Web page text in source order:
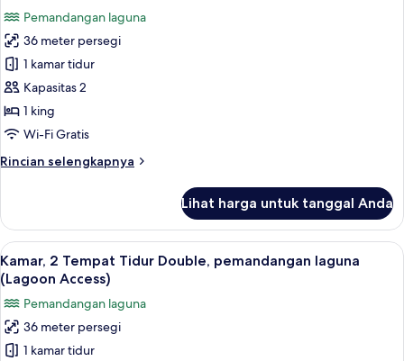
pemandangan
resor
untuk
Kamar,
Tempat
Tidur
King,
laguna
Pemandangan laguna
36 meter persegi
1 kamar tidur
Kapasitas 2
1 king
Wi-Fi Gratis
Rincian selengkapnya
Rincian
Kamar,
Tempat
Tidur
King,
pemandangan
laguna
(Lagoon
Access)
Lihat harga untuk tanggal Anda
Lihat
semua
foto
untuk
Kamar,
2
Kamar, 2 Tempat Tidur Double,
6
Kamar, 2 Tempat Tidur Double, pemandangan laguna
(Lagoon Access)
Pemandangan laguna
36 meter persegi
1 kamar tidur